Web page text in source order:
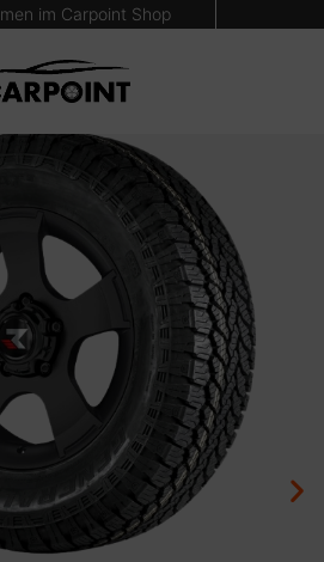
im Carpoint Shop